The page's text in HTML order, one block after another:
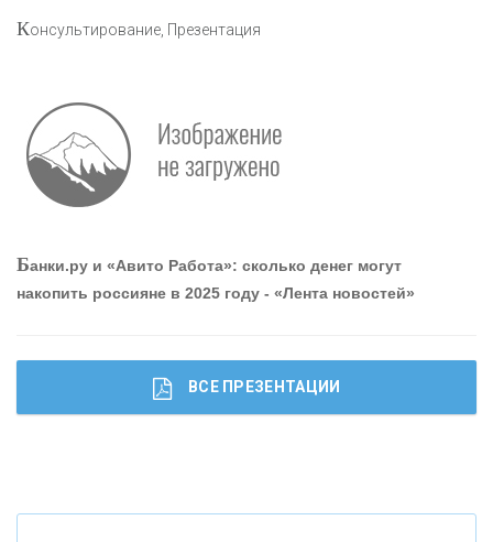
Работа мечты. Что банки делают для того, чтобы
привлечь и удержать персонал - «Интервью»
Что будет с наличными деньгами при цифровом
Консультирование, Презентация
Банки.ру и «Авито Работа»: сколько денег могут
накопить россияне в 2025 году - «Лента новостей»
ВСЕ ПРЕЗЕНТАЦИИ